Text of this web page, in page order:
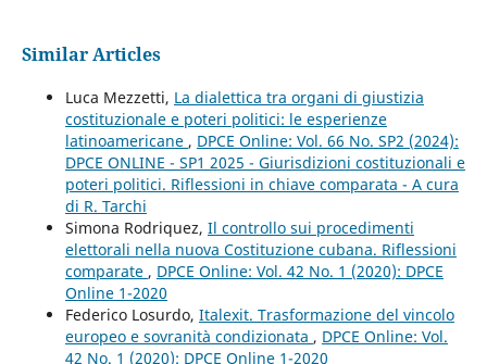
Similar Articles
Luca Mezzetti, La dialettica tra organi di giustizia
costituzionale e poteri politici: le esperienze
latinoamericane , DPCE Online: Vol. 66 No. SP2 (2024):
DPCE ONLINE - SP1 2025 - Giurisdizioni costituzionali e
poteri politici. Riflessioni in chiave comparata - A cura
di R. Tarchi
Simona Rodriquez, Il controllo sui procedimenti
elettorali nella nuova Costituzione cubana. Riflessioni
comparate , DPCE Online: Vol. 42 No. 1 (2020): DPCE
Online 1-2020
Federico Losurdo, Italexit. Trasformazione del vincolo
europeo e sovranità condizionata , DPCE Online: Vol.
42 No. 1 (2020): DPCE Online 1-2020